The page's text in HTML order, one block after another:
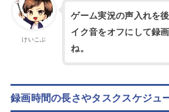
けいこぶ
ゲーム実況の声入れを
イク音をオフにして録
ね。
録画時間の長さやタスクスケジュ